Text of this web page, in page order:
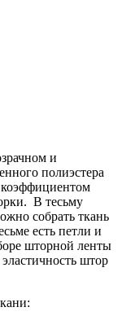
и
полиэстера
В тесьму
собрать ткань
есть петли и
шторной ленты
штор